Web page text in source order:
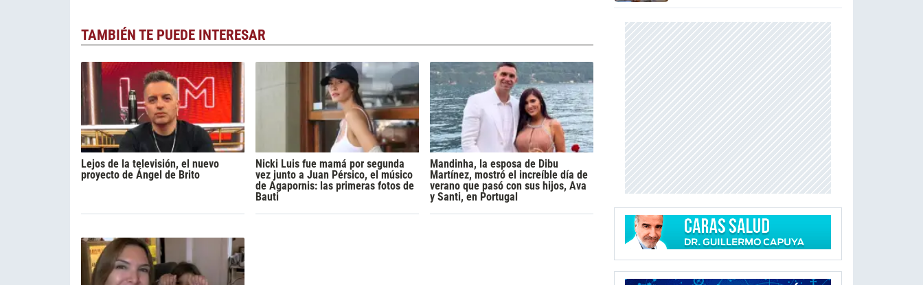
TAMBIÉN TE PUEDE INTERESAR
Lejos de la televisión, el nuevo
proyecto de Ángel de Brito
Nicki Luis fue mamá por segunda
vez junto a Juan Pérsico, el músico
de Agapornis: las primeras fotos de
Bauti
Mandinha, la esposa de Dibu
Martínez, mostró el increíble día de
verano que pasó con sus hijos, Ava
y Santi, en Portugal